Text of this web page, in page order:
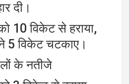
दी।
10 विकेट से हराया,
5 विकेट चटकाए।
के नतीजे